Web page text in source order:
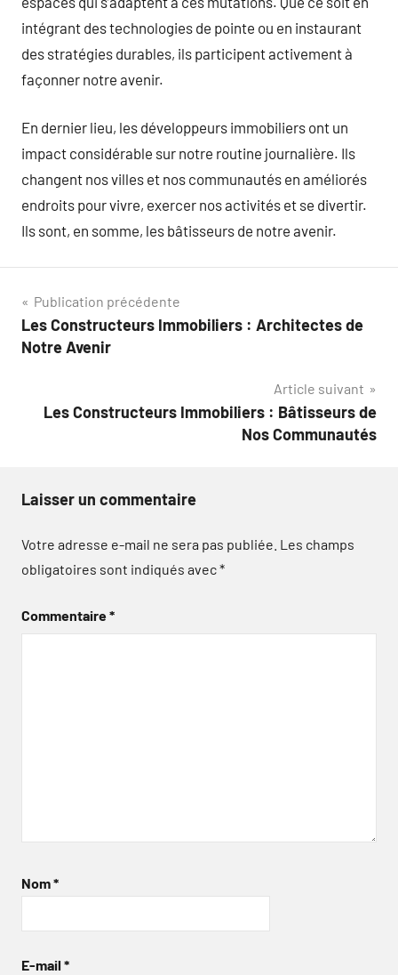
intégrant des technologies de pointe ou en instaurant
des stratégies durables, ils participent activement à
façonner notre avenir.
En dernier lieu, les développeurs immobiliers ont un
impact considérable sur notre routine journalière. Ils
changent nos villes et nos communautés en améliorés
endroits pour vivre, exercer nos activités et se divertir.
Ils sont, en somme, les bâtisseurs de notre avenir.
Navigation
de
Publication précédente
Les Constructeurs Immobiliers : Architectes de
Notre Avenir
Article suivant
Les Constructeurs Immobiliers : Bâtisseurs de
Nos Communautés
Laisser un commentaire
Votre adresse e-mail ne sera pas publiée. Les champs
obligatoires sont indiqués avec*
Commentaire*
Nom*
E-mail *